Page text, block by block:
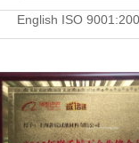
English ISO